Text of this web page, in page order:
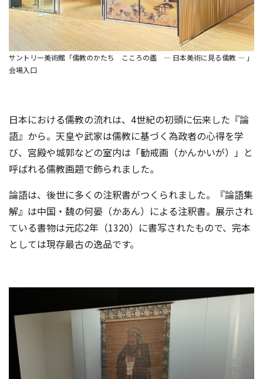
サントリー美術館「儒教のかたち こころの鑑 ― 日本美術に見る儒教 ― 」
会場入口
日本における儒教の流れは、4世紀の初頭に伝来した『論
語』から。天皇や武家は儒教に基づく為政者の心得を学
び、宮殿や城郭などの室内は「勧戒画（かんかいが）」と
呼ばれる儒教画題で飾られました。
論語は、後世に多くの注釈書がつくられました。『論語集
解』は中国・魏の何晏（かあん）による注釈書。展示され
ている書物は元応2年（1320）に書写されたもので、完本
としては現存最古の逸品です。